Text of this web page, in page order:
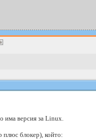
има версия за Linux.
блокер), който: